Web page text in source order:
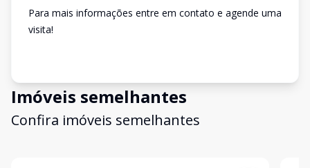
Para mais informações entre em contato e agende uma
visita!
Imóveis semelhantes
Confira imóveis semelhantes